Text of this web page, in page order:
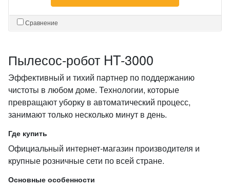
Сравнение
Пылесос‑робот HT‑3000
Эффективный и тихий партнер по поддержанию
чистоты в любом доме. Технологии, которые
превращают уборку в автоматический процесс,
занимают только несколько минут в день.
Где купить
Официальный интернет‑магазин производителя и
крупные розничные сети по всей стране.
Основные особенности